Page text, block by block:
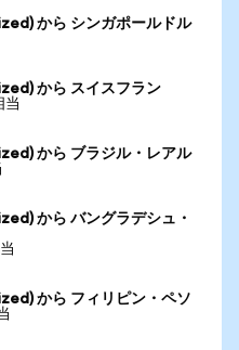
から シンガポールドル
から スイスフラン
当
から ブラジル・レアル
から バングラデシュ・
から フィリピン・ペソ